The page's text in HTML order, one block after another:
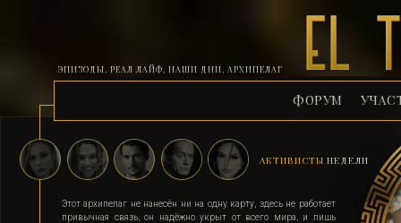
ЭПИЗОДЫ, РЕАЛ ЛАЙФ, НАШИ ДНИ, АРХИПЕЛАГ
Этот архипелаг не нанесён ни на одну карту, здесь не работает
привычная связь, он надёжно укрыт от всего мира, и лишь
АКТИВИСТЫ НЕДЕЛИ
ФОРУМ